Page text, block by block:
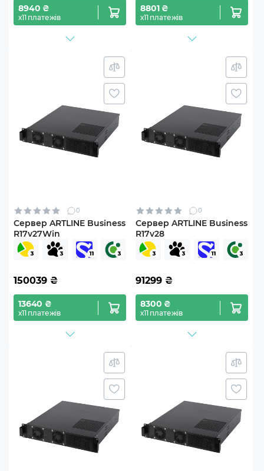
8940 ₴
х11 платежів
8801 ₴
х11 платежів
0
Сервер ARTLINE Business
R17v27Win
150039 ₴
13640 ₴
х11 платежів
0
Сервер ARTLINE Business
R17v28
91299 ₴
8300 ₴
х11 платежів